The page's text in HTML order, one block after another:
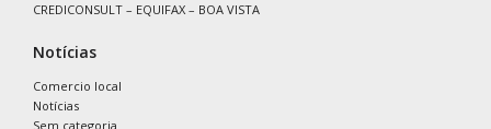
CREDICONSULT – EQUIFAX – BOA VISTA
Notícias
Comercio local
Notícias
Sem categoria